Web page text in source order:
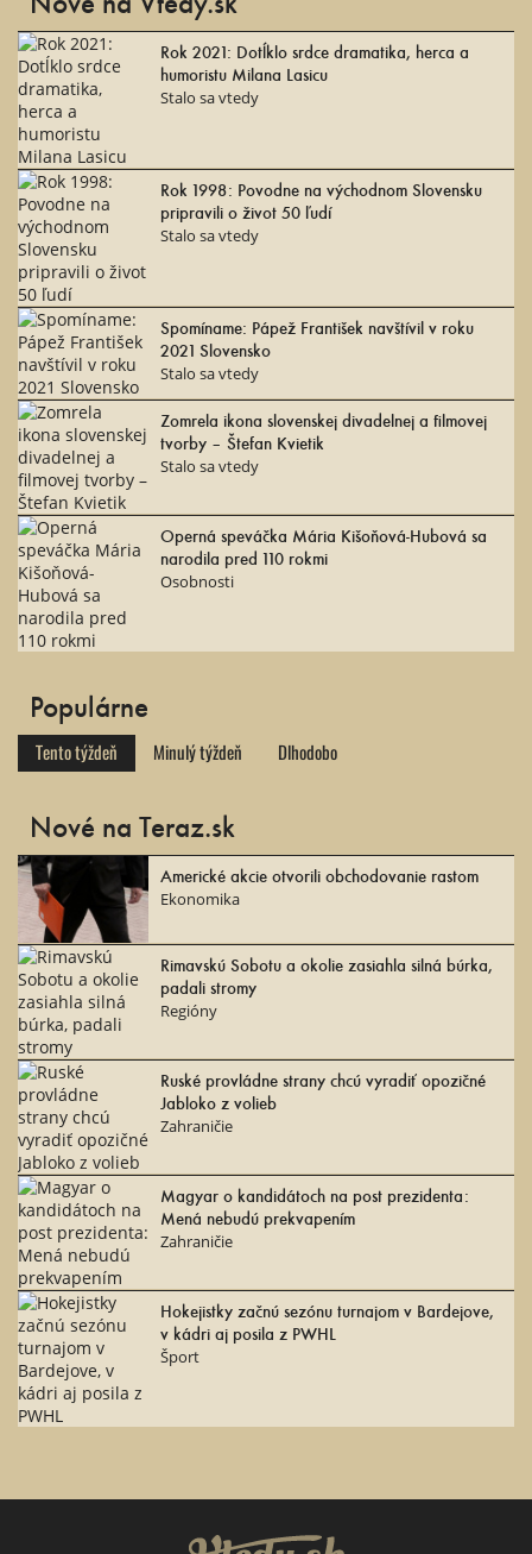
Rok 2021: Dotĺklo srdce dramatika, herca a
humoristu Milana Lasicu
Stalo sa vtedy
Rok 1998: Povodne na východnom Slovensku
pripravili o život 50 ľudí
Stalo sa vtedy
Spomíname: Pápež František navštívil v roku
2021 Slovensko
Stalo sa vtedy
Zomrela ikona slovenskej divadelnej a filmovej
tvorby – Štefan Kvietik
Stalo sa vtedy
Operná speváčka Mária Kišoňová-Hubová sa
narodila pred 110 rokmi
Osobnosti
Populárne
Tento týždeň Minulý týždeň Dlhodobo
Nové na Teraz.sk
Americké akcie otvorili obchodovanie rastom
Ekonomika
Rimavskú Sobotu a okolie zasiahla silná búrka,
padali stromy
Regióny
Ruské provládne strany chcú vyradiť opozičné
Jabloko z volieb
Zahraničie
Magyar o kandidátoch na post prezidenta:
Mená nebudú prekvapením
Zahraničie
Hokejistky začnú sezónu turnajom v Bardejove,
v kádri aj posila z PWHL
Šport